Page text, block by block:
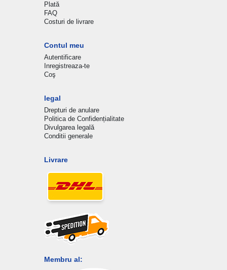
Plată
FAQ
Costuri de livrare
Contul meu
Autentificare
Inregistreaza-te
Coş
legal
Drepturi de anulare
Politica de Confidențialitate
Divulgarea legală
Conditii generale
Livrare
Membru al: